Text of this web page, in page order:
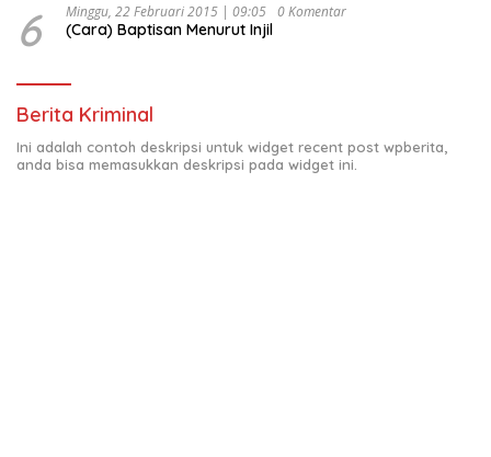
6 Minggu, 22 Februari 2015 | 09:05 0 Komentar
(Cara) Baptisan Menurut Injil
Berita Kriminal
Ini adalah contoh deskripsi untuk widget recent post wpberita,
anda bisa memasukkan deskripsi pada widget ini.